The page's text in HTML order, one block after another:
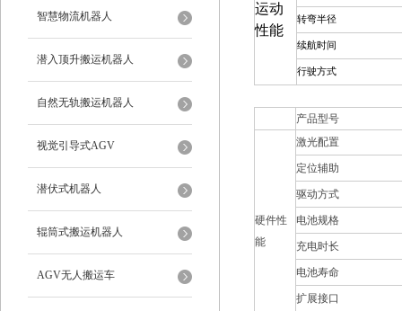
智慧物流机器人
潜入顶升搬运机器人
自然无轨搬运机器人
视觉引导式AGV
潜伏式机器人
辊筒式搬运机器人
AGV无人搬运车
运动
性能
转弯半径
续航时间
行驶方式
产品型号
硬件性
能
激光配置
定位辅助
驱动方式
电池规格
充电时长
电池寿命
扩展接口